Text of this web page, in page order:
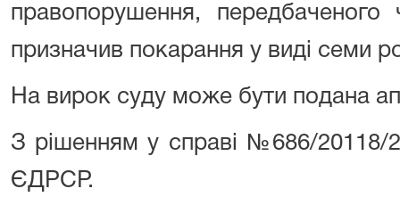
правопорушення,
призначив покарання у виді семи
На вирок суду може бути подана
З рішенням у справі №686/
ЄДРСР.